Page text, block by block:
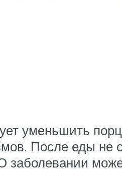
уменьшить
После еды не
заболевании